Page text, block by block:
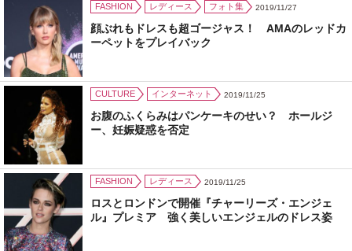
FASHION レディース フォト集 2019/11/27
顔ぶれもドレスも超ゴージャス！ AMAのレッドカ
ーペットをプレイバック
CULTURE インターネット 2019/11/25
お腹のふくらみはパンケーキのせい？ ホールジ
ー、妊娠疑惑を否定
FASHION レディース 2019/11/25
ロスとロンドンで開催『チャーリーズ・エンジェ
ル』プレミア 強く美しいエンジェルのドレス姿